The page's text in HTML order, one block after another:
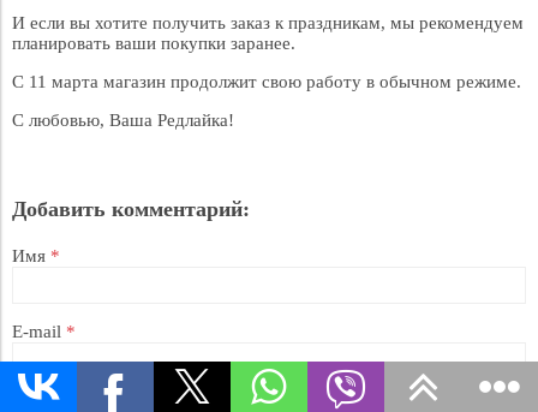
И если вы хотите получить заказ к праздникам, мы рекомендуем
планировать ваши покупки заранее.
С 11 марта магазин продолжит свою работу в обычном режиме.
С любовью, Ваша Редлайка!
Добавить комментарий:
Имя *
E-mail *